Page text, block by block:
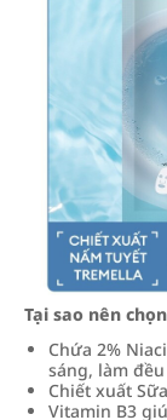
Tại sao nên
Chứa 2%
sáng, làm
Chiết xuất
Vitamin B3